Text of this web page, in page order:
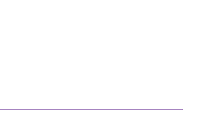
观众近距离接触及革新剧场表演
他们如何为香港艺坛创新风貌！